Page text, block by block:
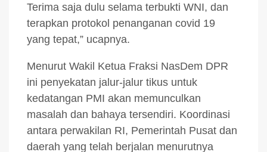
Terima saja dulu selama terbukti WNI, dan
terapkan protokol penanganan covid 19
yang tepat,” ucapnya.
Menurut Wakil Ketua Fraksi NasDem DPR
ini penyekatan jalur-jalur tikus untuk
kedatangan PMI akan memunculkan
masalah dan bahaya tersendiri. Koordinasi
antara perwakilan RI, Pemerintah Pusat dan
daerah yang telah berjalan menurutnya